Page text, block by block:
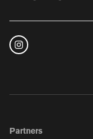
Partners